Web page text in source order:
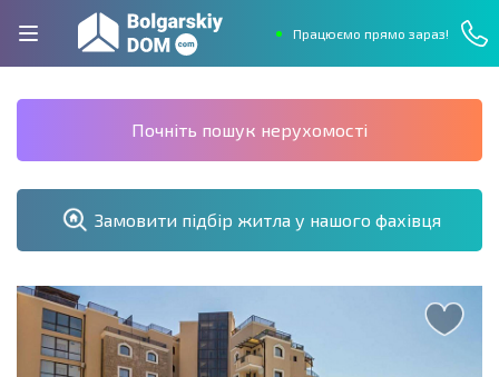
Працюємо прямо зараз!
Почніть пошук нерухомості
Замовити підбір житла у нашого фахівця